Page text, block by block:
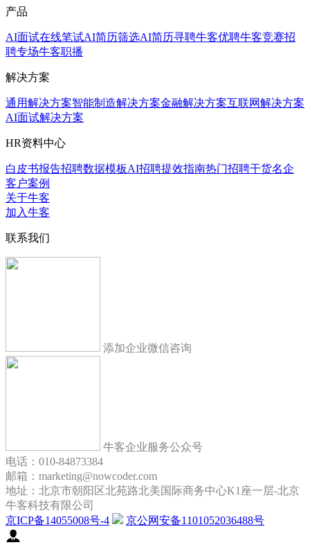
产品
AI面试在线笔试AI简历筛选AI简历寻聘牛客优聘牛客竞赛招
聘专场牛客职播
解决方案
通用解决方案智能制造解决方案金融解决方案互联网解决方案
AI面试解决方案
HR资料中心
白皮书报告招聘数据模板AI招聘提效指南热门招聘干货名企
客户案例
关于牛客
加入牛客
联系我们
添加企业微信咨询
牛客企业服务公众号
电话：010-84873384
邮箱：marketing@nowcoder.com
地址：北京市朝阳区北苑路北美国际商务中心K1座一层-北京
牛客科技有限公司
京ICP备14055008号-4
京公网安备1101052036488号